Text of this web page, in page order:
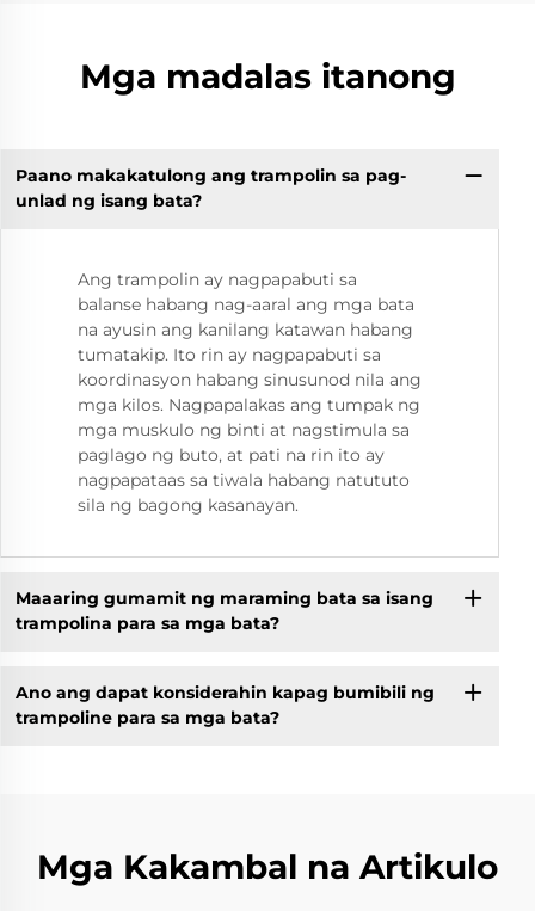
Mga madalas itanong
Paano makakatulong ang trampolin sa pag-
unlad ng isang bata?
Ang trampolin ay nagpapabuti sa
balanse habang nag-aaral ang mga bata
na ayusin ang kanilang katawan habang
tumatakip. Ito rin ay nagpapabuti sa
koordinasyon habang sinusunod nila ang
mga kilos. Nagpapalakas ang tumpak ng
mga muskulo ng binti at nagstimula sa
paglago ng buto, at pati na rin ito ay
nagpapataas sa tiwala habang natututo
sila ng bagong kasanayan.
Maaaring gumamit ng maraming bata sa isang
trampolina para sa mga bata?
Ano ang dapat konsiderahin kapag bumibili ng
trampoline para sa mga bata?
Mga Kakambal na Artikulo